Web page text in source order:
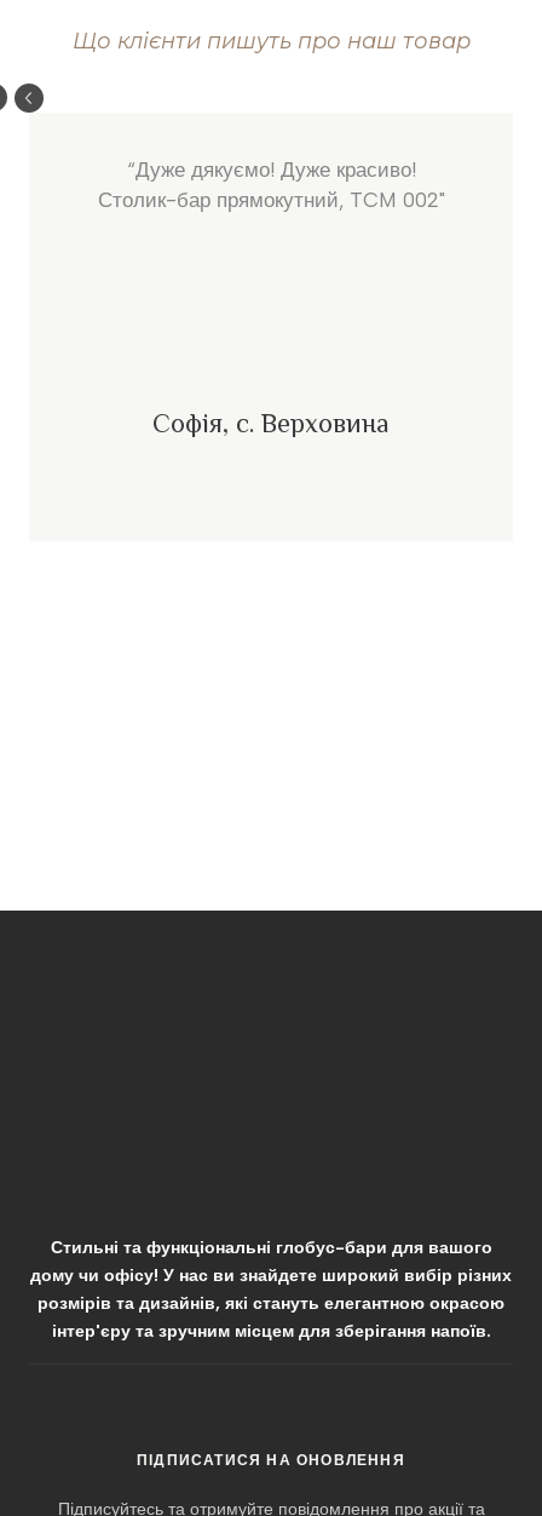
Що клієнти пишуть про наш товар
“Дуже дякуємо! Дуже красиво!
Столик-бар прямокутний, TCM 002"
Софія, с. Верховина
Стильні та функціональні глобус-бари для вашого
дому чи офісу! У нас ви знайдете широкий вибір різних
розмірів та дизайнів, які стануть елегантною окрасою
інтер'єру та зручним місцем для зберігання напоїв.
ПІДПИСАТИСЯ НА ОНОВЛЕННЯ
Підписуйтесь та отримуйте повідомлення про акції та